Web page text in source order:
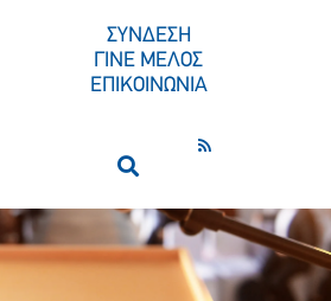
ΣΥΝΔΕΣΗ
ΓΙΝΕ ΜΕΛΟΣ
ΕΠΙΚΟΙΝΩΝΙΑ